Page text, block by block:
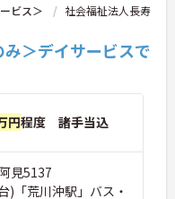
ビス＞
社会福祉法人長寿
み＞デイサービスで
円程度 諸手当込
見5137
)「荒川沖駅」バス・